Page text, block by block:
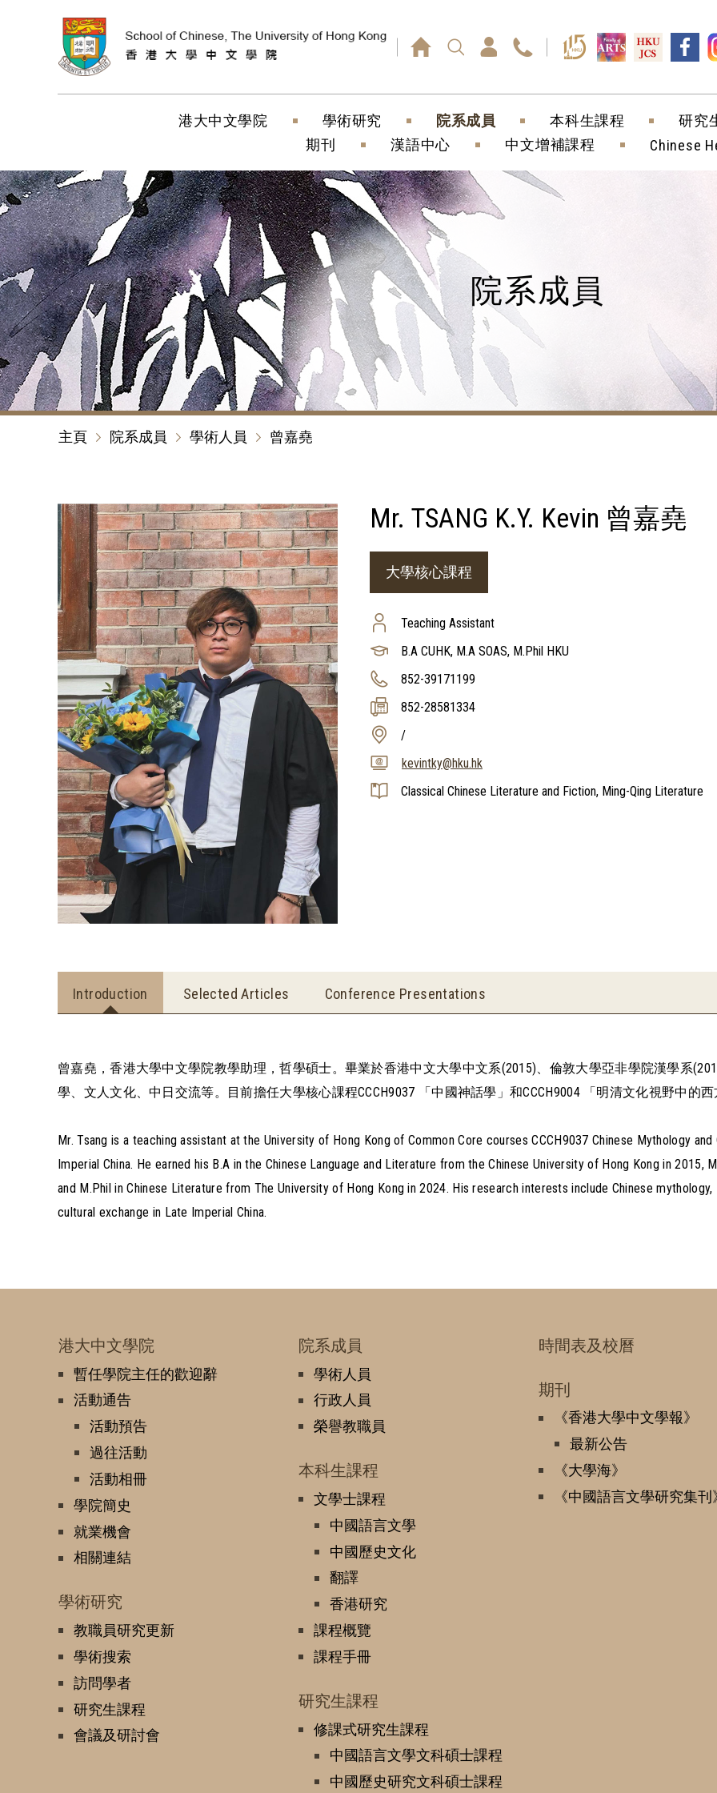
港大中文學院 學術研究 院系成員 本科生課程
研究
期刊
漢語中心 中文增補課程 Chinese
院系成員
主頁 院系成員 學術人員 曾嘉堯
Mr. TSANG K.Y. Kevin 曾嘉堯
大學核心課程
Teaching Assistant
B.A CUHK, M.A SOAS, M.Phil HKU
852-39171199
852-28581334
/
kevintky@hku.hk
Classical Chinese Literature and Fiction, Ming-Qing Literature
Introduction Selected Articles Conference Presentations
曾嘉堯，香港大學中文學院教學助理，哲學碩士。畢業於香港中文大學中文系(2015)、倫敦大學亞非學院漢學系
學、文人文化、中日交流等。目前擔任大學核心課程CCCH9037 「中國神話學」和CCCH9004 「明清文化視野中的
Mr. Tsang is a teaching assistant at the University of Hong Kong of Common Core courses CCCH9037 Chinese Mythology
Imperial China. He earned his B.A in the Chinese Language and Literature from the Chinese University of Hong Kong in 2015,
and M.Phil in Chinese Literature from The University of Hong Kong in 2024. His research interests include Chinese
cultural exchange in Late Imperial China.
港大中文學院
暫任學院主任的歡迎辭
活動通告
活動預告
過往活動
活動相冊
學院簡史
就業機會
相關連結
學術研究
教職員研究更新
學術搜索
訪問學者
研究生課程
會議及研討會
院系成員
學術人員
行政人員
榮譽教職員
本科生課程
文學士課程
中國語言文學
中國歷史文化
翻譯
香港研究
課程概覽
課程手冊
研究生課程
修課式研究生課程
中國語言文學文科碩士課程
中國歷史研究文科碩士課程
時間表及校曆
期刊
《香港大學中文學報》
最新公告
《大學海》
《中國語言文學研究集刊